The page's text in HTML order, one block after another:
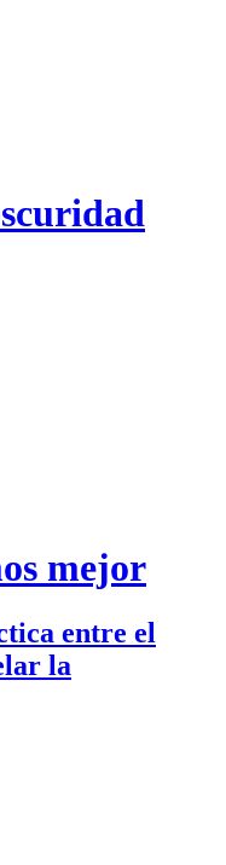
mejor
entre el
la